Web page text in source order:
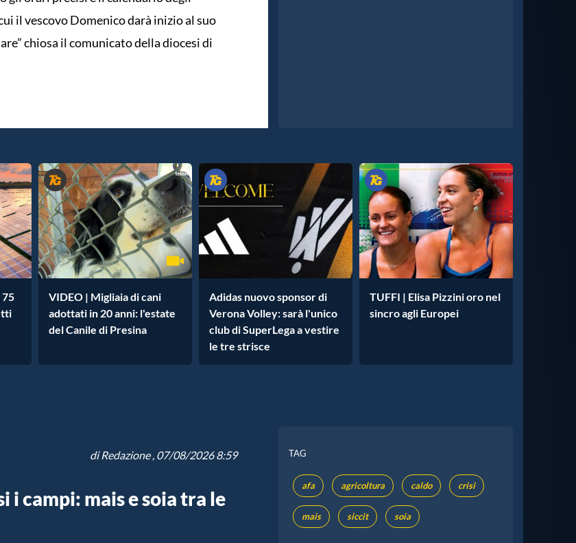
il vescovo Domenico darà inizio al suo
chiosa il comunicato della diocesi di
VIDEO | Migliaia di cani
adottati in 20 anni: l'estate
del Canile di Presina
Adidas nuovo sponsor di
Verona Volley: sarà l'unico
club di SuperLega a vestire
le tre strisce
TUFFI | Elisa Pizzini oro nel
sincro agli Europei
diRedazione, 07/08/2026 8:59
i campi: mais e soia tra le
TAG
afa agricoltura caldo crisi
mais siccit soia